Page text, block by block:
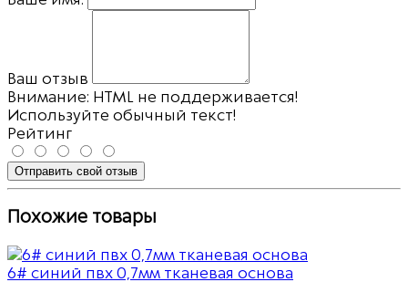
Ваш отзыв
Внимание: HTML не поддерживается!
Используйте обычный текст!
Рейтинг
Отправить свой отзыв
Похожие товары
6# синий пвх 0,7мм тканевая основа